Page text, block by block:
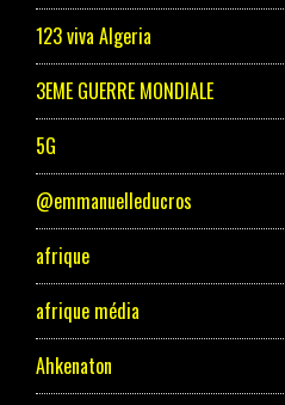
123 viva Algeria
3EME GUERRE MONDIALE
5G
@emmanuelleducros
afrique
afrique média
Ahkenaton